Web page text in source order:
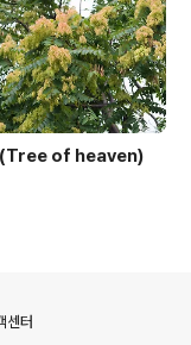
(Tree of heaven)
센터